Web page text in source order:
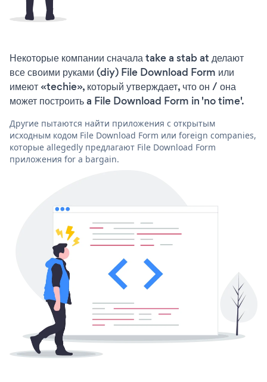
Некоторые компании сначала take a stab at делают
все своими руками (diy) File Download Form или
имеют «techie», который утверждает, что он / она
может построить a File Download Form in 'no time'.
Другие пытаются найти приложения с открытым
исходным кодом File Download Form или foreign companies,
которые allegedly предлагают File Download Form
приложения for a bargain.